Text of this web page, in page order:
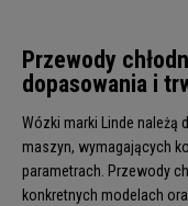
Przewody
dopasowania i
Wózki marki Linde
maszyn, wymagających
parametrach. Przewody
konkretnych modelach